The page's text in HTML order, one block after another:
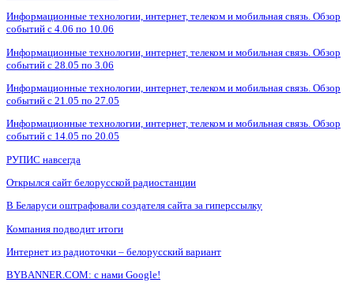
Информационные технологии, интернет, телеком и мобильная связь. Обзор
событий с 4.06 по 10.06
Информационные технологии, интернет, телеком и мобильная связь. Обзор
событий с 28.05 по 3.06
Информационные технологии, интернет, телеком и мобильная связь. Обзор
событий с 21.05 по 27.05
Информационные технологии, интернет, телеком и мобильная связь. Обзор
событий с 14.05 по 20.05
РУПИС навсегда
Открылся сайт белорусской радиостанции
В Беларуси оштрафовали создателя сайта за гиперссылку
Компания подводит итоги
Интернет из радиоточки – белорусский вариант
BYBANNER.COM: c нами Google!